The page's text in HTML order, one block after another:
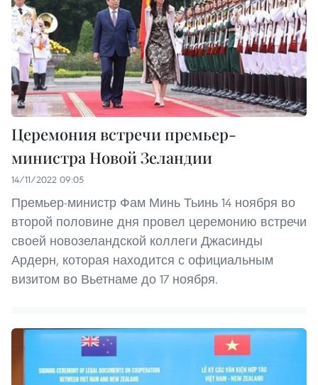
Церемония встречи премьер-
министра Новой Зеландии
14/11/2022 09:05
Премьер-министр Фам Минь Тьинь 14 ноября во
второй половине дня провел церемонию встречи
своей новозеландской коллеги Джасинды
Ардерн, которая находится с официальным
визитом во Вьетнаме до 17 ноября.